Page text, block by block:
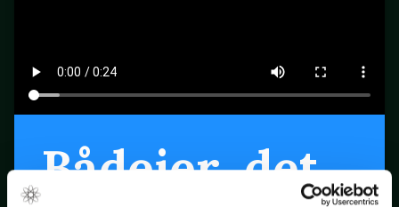
Bådejer, det